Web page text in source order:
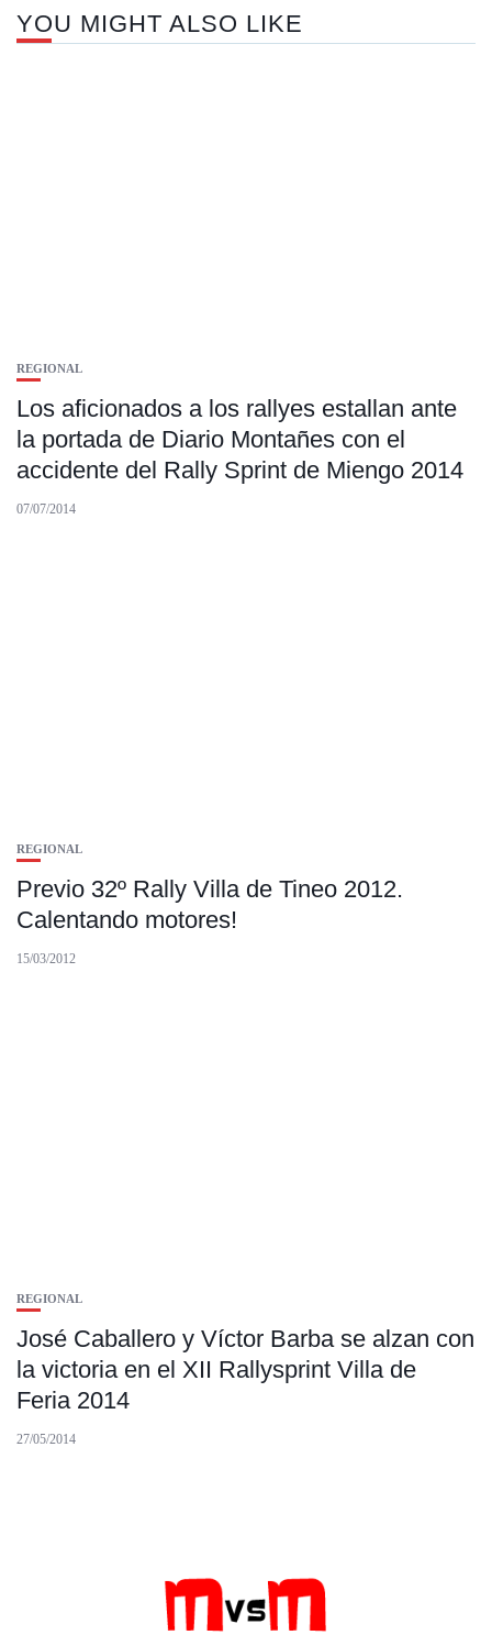
YOU MIGHT ALSO LIKE
REGIONAL
Los aficionados a los rallyes estallan ante
la portada de Diario Montañes con el
accidente del Rally Sprint de Miengo 2014
07/07/2014
REGIONAL
Previo 32º Rally Villa de Tineo 2012.
Calentando motores!
15/03/2012
REGIONAL
José Caballero y Víctor Barba se alzan con
la victoria en el XII Rallysprint Villa de
Feria 2014
27/05/2014